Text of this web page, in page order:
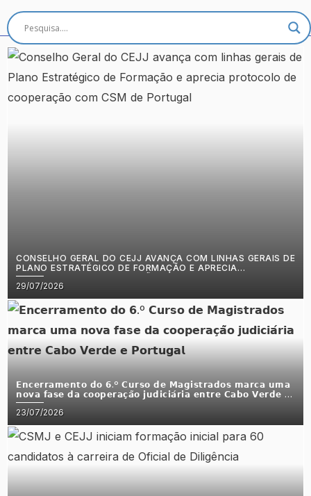
CONSELHO GERAL DO CEJJ AVANÇA COM LINHAS GERAIS DE
PLANO ESTRATÉGICO DE FORMAÇÃO E APRECIA
PROTOCOLO DE COOPERAÇÃO COM CSM DE PORTUGAL
Posted
on
29/07/2026
𝗘𝗻𝗰𝗲𝗿𝗿𝗮𝗺𝗲𝗻𝘁𝗼 𝗱𝗼 𝟲.º 𝗖𝘂𝗿𝘀𝗼 𝗱𝗲 𝗠𝗮𝗴𝗶𝘀𝘁𝗿𝗮𝗱𝗼𝘀 𝗺𝗮𝗿𝗰𝗮 𝘂𝗺𝗮
𝗻𝗼𝘃𝗮 𝗳𝗮𝘀𝗲 𝗱𝗮 𝗰𝗼𝗼𝗽𝗲𝗿𝗮𝗰̧𝗮̃𝗼 𝗷𝘂𝗱𝗶𝗰𝗶𝗮́𝗿𝗶𝗮 𝗲𝗻𝘁𝗿𝗲 𝗖𝗮𝗯𝗼 𝗩𝗲𝗿𝗱𝗲 𝗲
𝗣𝗼𝗿𝘁𝘂𝗴𝗮𝗹
Posted
on
23/07/2026